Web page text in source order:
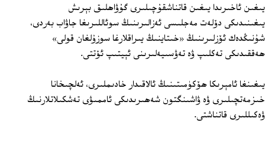
يىغىن ئاخىرىدا يىغىن قاتناشقۇچىلىرى گۇۋاھلىق بېرىش
يىغىنىدىكى دۆلەت مەجلىسى ئەزالىرىنىڭ سوئاللىرىغا جاۋاب بەردى،
شۇنىڭدەك ئۆزلىرىنىڭ «خىتاينىڭ يىراقلارغا سوزۇلغان قولى»
ھەققىدىكى تەكلىپ ۋە تەۋسىيەلىرىنى ئېيتىپ ئۆتتى.
يىغىنغا ئامېرىكا ھۆكۈمىتىنىڭ ئالاقىدار خادىملىرى، ئەلچىخانا
خىزمەتچىلىرى ۋە ۋاشىنگتون شەھىرىدىكى ئاممىۋى تەشكىلاتلارنىڭ
ۋەكىللىرى قاتناشتى.